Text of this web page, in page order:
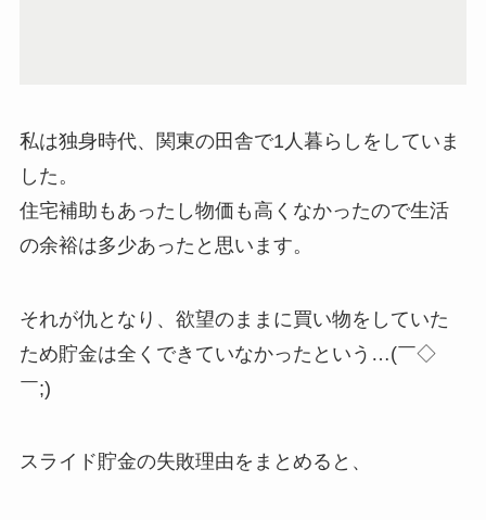
私は独身時代、関東の田舎で1人暮らしをしていま
した。
住宅補助もあったし物価も高くなかったので生活
の余裕は多少あったと思います。
それが仇となり、欲望のままに買い物をしていた
ため貯金は全くできていなかったという…(￣◇
￣;)
スライド貯金の失敗理由をまとめると、